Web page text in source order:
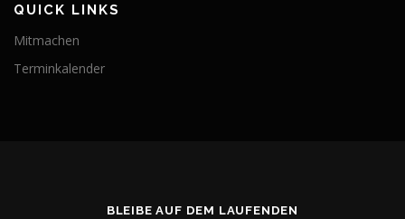
QUICK LINKS
Mitmachen
Terminkalender
BLEIBE AUF DEM LAUFENDEN